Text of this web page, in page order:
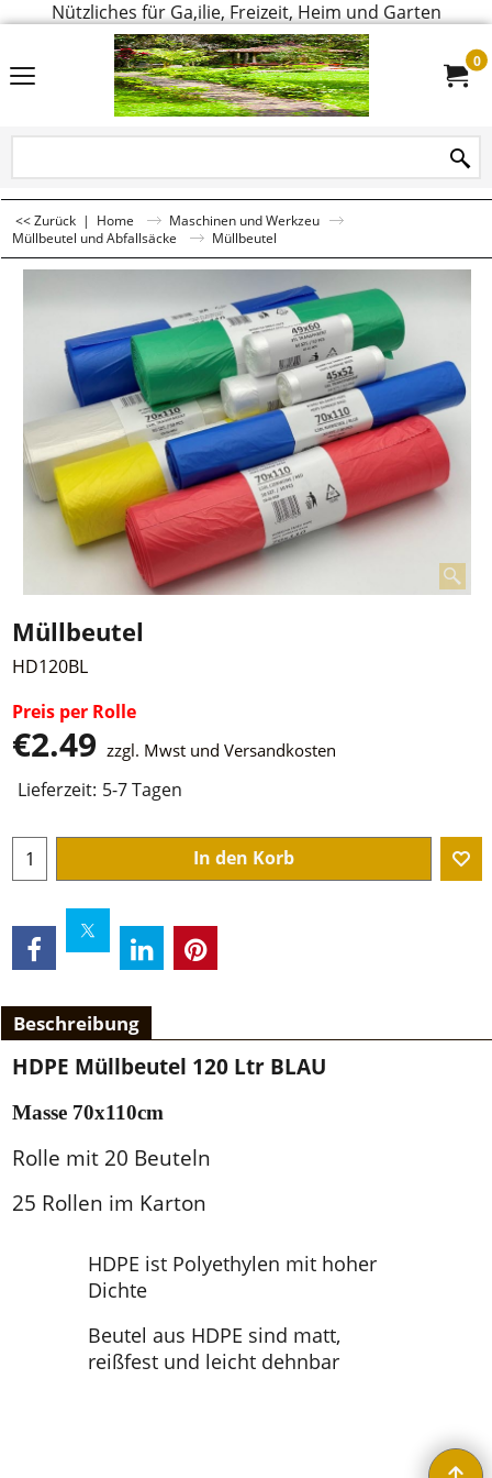
Nützliches für Ga,ilie, Freizeit, Heim und Garten
0
<< Zurück | Home
Maschinen und Werkzeu
Müllbeutel und Abfallsäcke
Müllbeutel
Müllbeutel
HD120BL
Preis per Rolle
€2.49 zzgl. Mwst und Versandkosten
Lieferzeit: 5-7 Tagen
In den Korb
Beschreibung
HDPE Müllbeutel 120 Ltr BLAU
Masse 70x110cm
Rolle mit 20 Beuteln
25 Rollen im Karton
HDPE ist Polyethylen mit hoher
Dichte
Beutel aus HDPE sind matt,
reißfest und leicht dehnbar